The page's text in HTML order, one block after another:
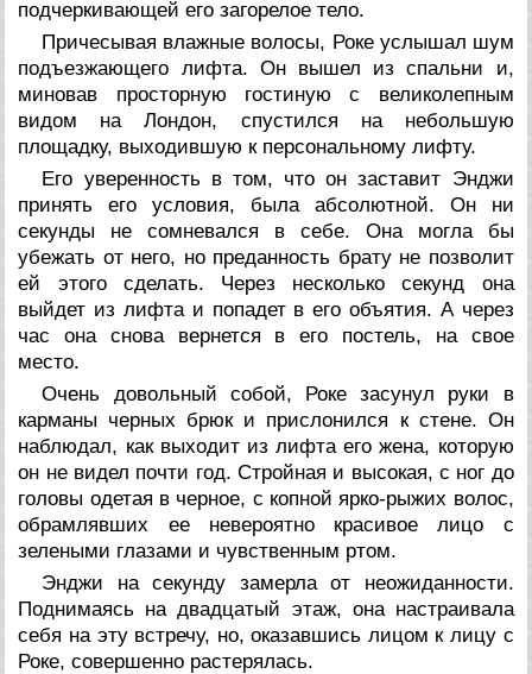
подчеркивающей его загорелое тело.
Причесывая влажные волосы, Роке услышал шум
подъезжающего лифта. Он вышел из спальни и,
миновав просторную гостиную с великолепным
видом на Лондон, спустился на небольшую
площадку, выходившую к персональному лифту.
Его уверенность в том, что он заставит Энджи
принять его условия, была абсолютной. Он ни
секунды не сомневался в себе. Она могла бы
убежать от него, но преданность брату не позволит
ей этого сделать. Через несколько секунд она
выйдет из лифта и попадет в его объятия. А через
час она снова вернется в его постель, на свое
место.
Очень довольный собой, Роке засунул руки в
карманы черных брюк и прислонился к стене. Он
наблюдал, как выходит из лифта его жена, которую
он не видел почти год. Стройная и высокая, с ног до
головы одетая в черное, с копной ярко-рыжих волос,
обрамлявших ее невероятно красивое лицо с
зелеными глазами и чувственным ртом.
Энджи на секунду замерла от неожиданности.
Поднимаясь на двадцатый этаж, она настраивала
себя на эту встречу, но, оказавшись лицом к лицу с
Роке, совершенно растерялась.